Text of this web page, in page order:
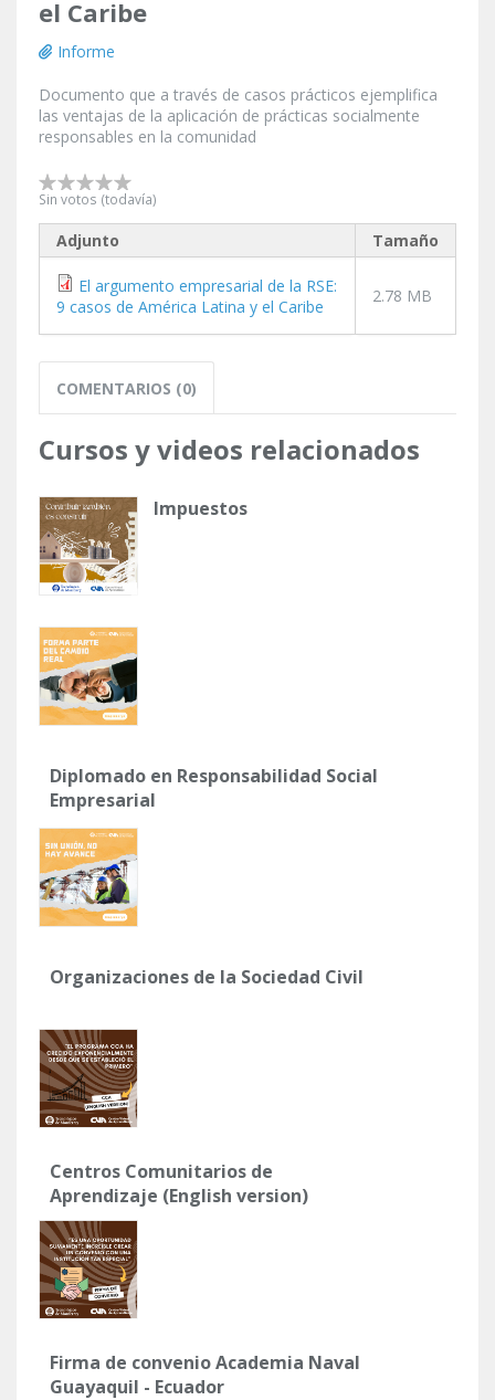
el Caribe
Informe
Documento que a través de casos prácticos ejemplifica
las ventajas de la aplicación de prácticas socialmente
responsables en la comunidad
Sin votos (todavía)
Adjunto Tamaño
El argumento empresarial de la RSE:
9 casos de América Latina y el Caribe
2.78 MB
COMENTARIOS (0)
Cursos y videos relacionados
Impuestos
Diplomado en Responsabilidad Social
Empresarial
Organizaciones de la Sociedad Civil
Centros Comunitarios de
Aprendizaje (English version)
Firma de convenio Academia Naval
Guayaquil - Ecuador